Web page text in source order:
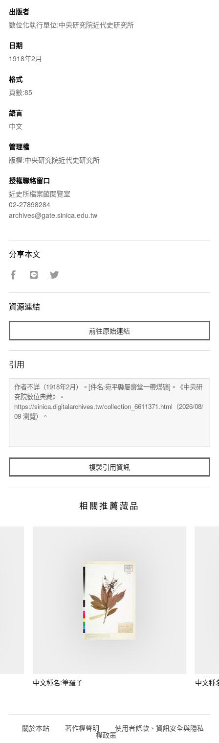
出版者
數位化執行單位:中央研究院近代史研究所
日期
1918年2月
格式
頁數:85
語言
中文
管理權
版權:中央研究院近代史研究所
授權聯絡窗口
近史所檔案館閱覽室
02-27898284
archives@gate.sinica.edu.tw
分享本文
資源連結
前往原始連結
引用
複製引用資訊
相關推薦藏品
中文種名:筆羅子 中文種
關於本站 著作權聲明 使用者條款、資訊安全與隱私
權政策